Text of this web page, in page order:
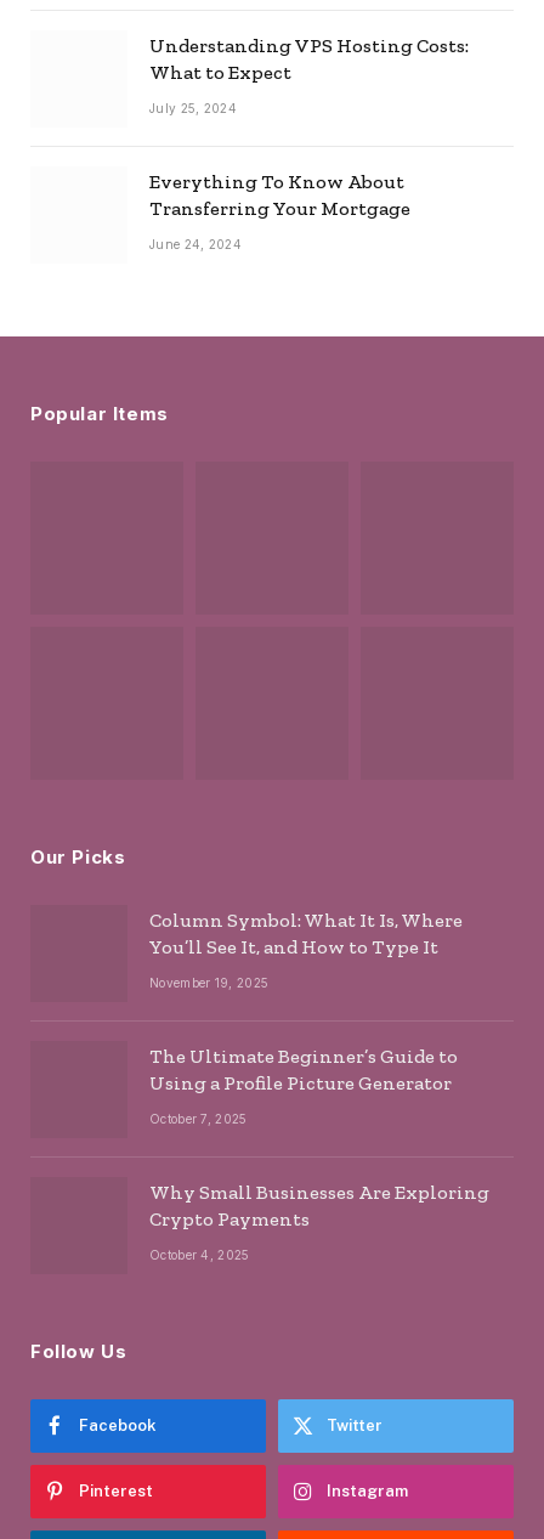
Understanding VPS Hosting Costs:
What to Expect
July 25, 2024
Everything To Know About
Transferring Your Mortgage
June 24, 2024
Popular Items
Our Picks
Column Symbol: What It Is, Where
You’ll See It, and How to Type It
November 19, 2025
The Ultimate Beginner’s Guide to
Using a Profile Picture Generator
October 7, 2025
Why Small Businesses Are Exploring
Crypto Payments
October 4, 2025
Follow Us
Facebook Twitter
Pinterest Instagram